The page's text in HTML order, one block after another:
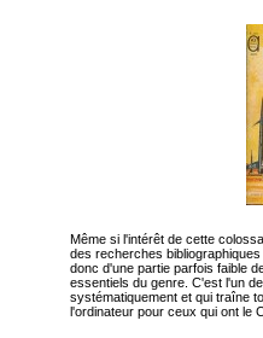
Même si l'intérêt de cette
des recherches
donc d'une partie parfois faible
essentiels du genre. C'est l'un
systématiquement et qui traîne
l'ordinateur pour ceux qui ont le